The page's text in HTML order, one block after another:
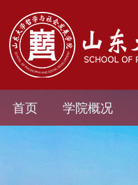
首页 学院概况